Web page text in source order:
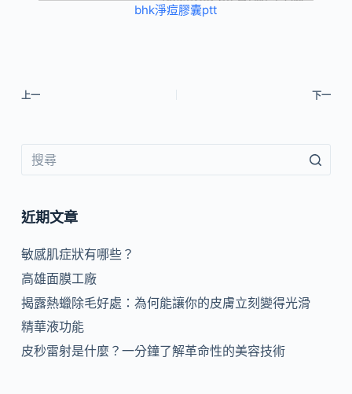
bhk淨痘膠囊ptt
上一 下一
近期文章
敏感肌症狀有哪些？
高雄面膜工廠
揭露熱蠟除毛好處：為何能讓你的皮膚立刻變得光滑
精華液功能
皮秒雷射是什麼？一分鐘了解革命性的美容技術